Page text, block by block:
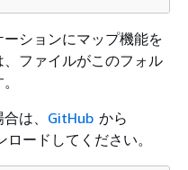
ションにマップ機能を
ファイルがこのフォル
は、 GitHub から
ードしてください。